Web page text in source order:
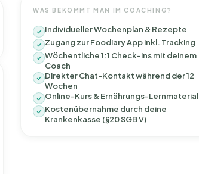
WAS BEKOMMT MAN IM COACHING?
Individueller Wochenplan & Rezepte
Zugang zur Foodiary App inkl. Tracking
Wöchentliche 1:1 Check-ins mit deinem
Coach
Direkter Chat-Kontakt während der 12
Wochen
Online-Kurs & Ernährungs-Lernmaterial
Kostenübernahme durch deine
Krankenkasse (§20 SGB V)